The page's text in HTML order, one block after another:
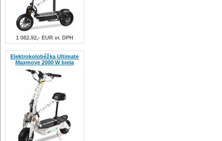
1 082.92,- EUR vr. DPH
Elektrokoloběžka Ultimate
Maxmove 2000 W biela